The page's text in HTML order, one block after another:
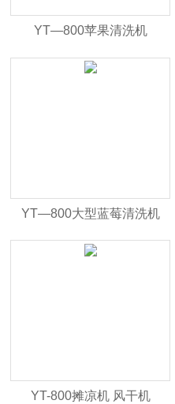
YT—800苹果清洗机
YT—800大型蓝莓清洗机
YT-800摊凉机 风干机